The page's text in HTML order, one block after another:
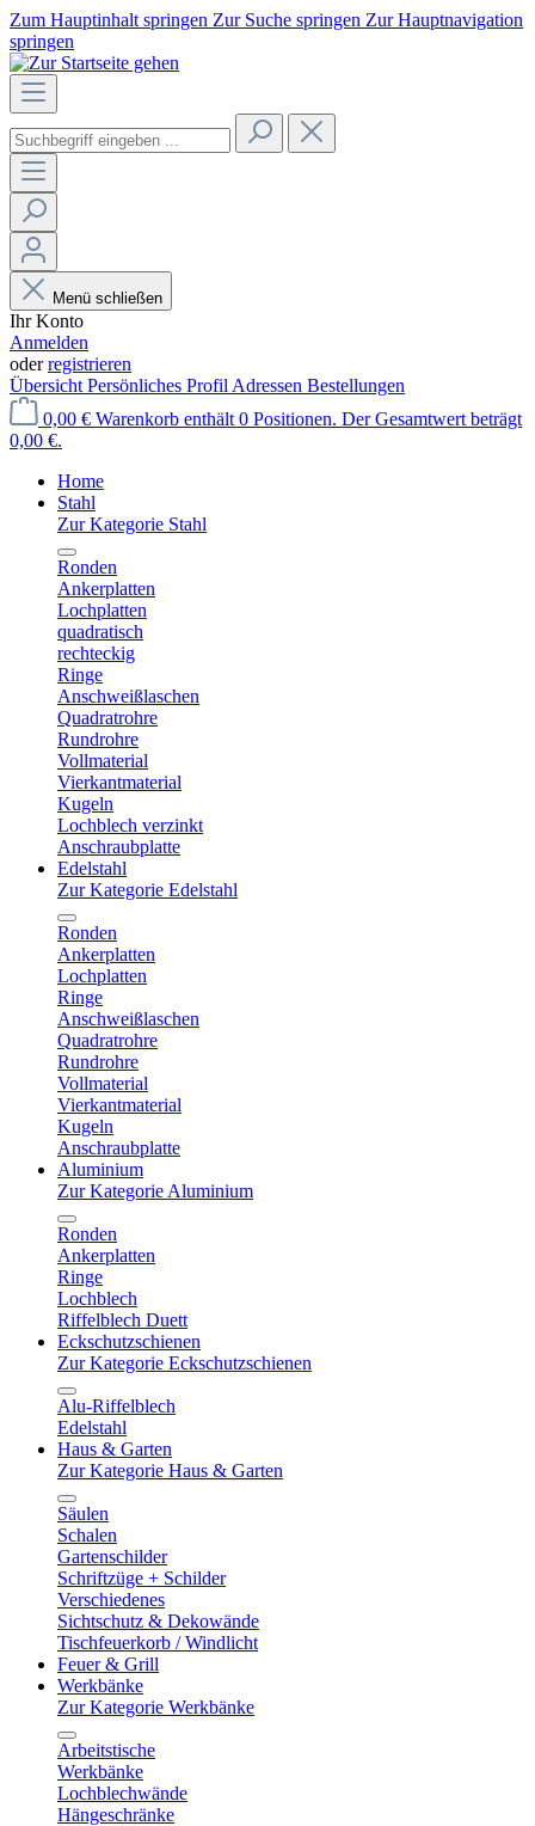
Zum Hauptinhalt springen Zur Suche springen Zur Hauptnavigation
springen
Menü schließen
Ihr Konto
Anmelden
oderregistrieren
Übersicht Persönliches Profil Adressen Bestellungen
0,00 € Warenkorb enthält 0 Positionen. Der Gesamtwert beträgt
0,00 €.
Home
Stahl
Zur Kategorie Stahl
Ronden
Ankerplatten
Lochplatten
quadratisch
rechteckig
Ringe
Anschweißlaschen
Quadratrohre
Rundrohre
Vollmaterial
Vierkantmaterial
Kugeln
Lochblech verzinkt
Anschraubplatte
Edelstahl
Zur Kategorie Edelstahl
Ronden
Ankerplatten
Lochplatten
Ringe
Anschweißlaschen
Quadratrohre
Rundrohre
Vollmaterial
Vierkantmaterial
Kugeln
Anschraubplatte
Aluminium
Zur Kategorie Aluminium
Ronden
Ankerplatten
Ringe
Lochblech
Riffelblech Duett
Eckschutzschienen
Zur Kategorie Eckschutzschienen
Alu-Riffelblech
Edelstahl
Haus & Garten
Zur Kategorie Haus & Garten
Säulen
Schalen
Gartenschilder
Schriftzüge + Schilder
Verschiedenes
Sichtschutz & Dekowände
Tischfeuerkorb / Windlicht
Feuer & Grill
Werkbänke
Zur Kategorie Werkbänke
Arbeitstische
Werkbänke
Lochblechwände
Hängeschränke